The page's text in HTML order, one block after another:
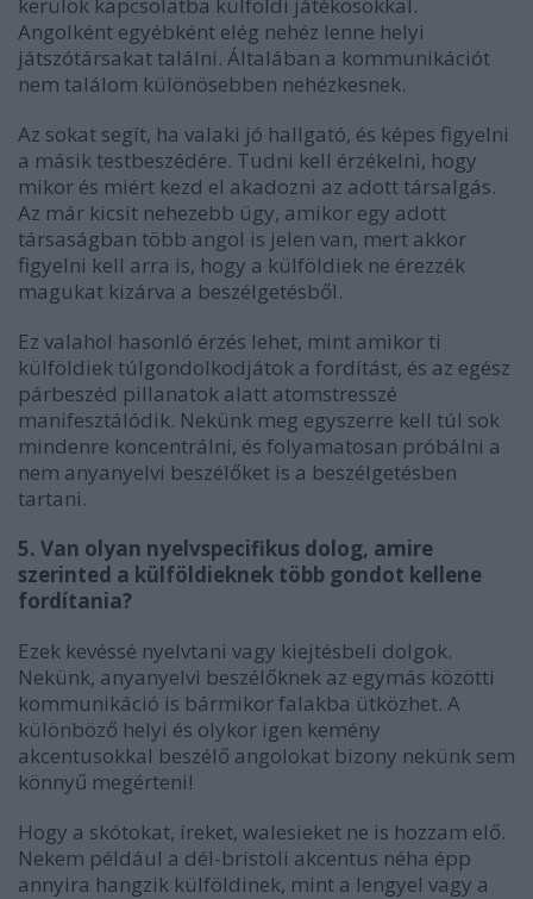
kerülök kapcsolatba külföldi játékosokkal.
Angolként egyébként elég nehéz lenne helyi
játszótársakat találni. Általában a kommunikációt
nem találom különösebben nehézkesnek.
Az sokat segít, ha valaki jó hallgató, és képes figyelni
a másik testbeszédére. Tudni kell érzékelni, hogy
mikor és miért kezd el akadozni az adott társalgás.
Az már kicsit nehezebb ügy, amikor egy adott
társaságban több angol is jelen van, mert akkor
figyelni kell arra is, hogy a külföldiek ne érezzék
magukat kizárva a beszélgetésből.
Ez valahol hasonló érzés lehet, mint amikor ti
külföldiek túlgondolkodjátok a fordítást, és az egész
párbeszéd pillanatok alatt atomstresszé
manifesztálódik. Nekünk meg egyszerre kell túl sok
mindenre koncentrálni, és folyamatosan próbálni a
nem anyanyelvi beszélőket is a beszélgetésben
tartani.
5. Van olyan nyelvspecifikus dolog, amire
szerinted a külföldieknek több gondot kellene
fordítania?
Ezek kevéssé nyelvtani vagy kiejtésbeli dolgok.
Nekünk, anyanyelvi beszélőknek az egymás közötti
kommunikáció is bármikor falakba ütközhet. A
különböző helyi és olykor igen kemény
akcentusokkal beszélő angolokat bizony nekünk sem
könnyű megérteni!
Hogy a skótokat, íreket, walesieket ne is hozzam elő.
Nekem például a dél-bristoli akcentus néha épp
annyira hangzik külföldinek, mint a lengyel vagy a